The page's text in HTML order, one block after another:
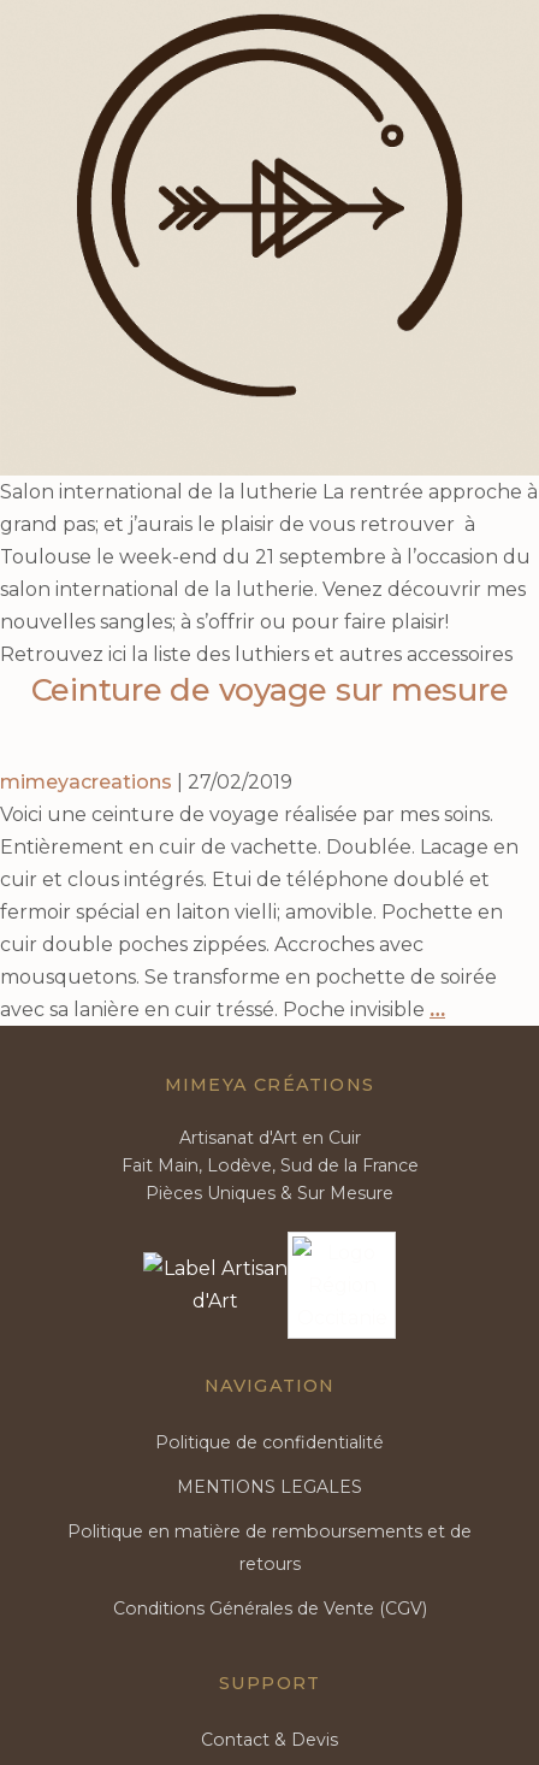
Salon international de la lutherie La rentrée approche à
grand pas; et j’aurais le plaisir de vous retrouver à
Toulouse le week-end du 21 septembre à l’occasion du
salon international de la lutherie. Venez découvrir mes
nouvelles sangles; à s’offrir ou pour faire plaisir!
Retrouvez ici la liste des luthiers et autres accessoires
Ceinture de voyage sur mesure
mimeyacreations
27/02/2019
Voici une ceinture de voyage réalisée par mes soins.
Entièrement en cuir de vachette. Doublée. Lacage en
cuir et clous intégrés. Etui de téléphone doublé et
fermoir spécial en laiton vielli; amovible. Pochette en
cuir double poches zippées. Accroches avec
mousquetons. Se transforme en pochette de soirée
avec sa lanière en cuir tréssé. Poche invisible …Ceinture
MIMEYA CRÉATIONS
Artisanat d'Art en Cuir
Fait Main, Lodève, Sud de la France
Pièces Uniques & Sur Mesure
NAVIGATION
Politique de confidentialité
MENTIONS LEGALES
Politique en matière de remboursements et de
retours
Conditions Générales de Vente (CGV)
SUPPORT
Contact & Devis